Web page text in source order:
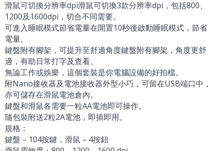
滑鼠可切換分辨率dpi滑鼠可切換3款分辨率dpi，包括800、
1200及1600dpi，切合不同需要。
可進入睡眠模式節省電量在閒置10秒後啟動睡眠模式，節省
電量。
鍵盤附有腳架，可提升至舒適角度鍵盤附有腳架，角度更舒
適，有助日常打字及查看。
無論工作或娛樂，這個套裝是你電腦設備的好拍檔。
附Nano接收器及電池接收器外型小巧，可留在USB端口中，
亦可儲存在滑鼠電池倉內。
鍵盤和滑鼠各需要一粒AA電池即可操作。
隨包裝附送2粒2A電池，即插即用。
規格：
鍵盤 – 104按鍵，滑鼠 – 4按鈕